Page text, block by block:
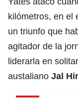
kilómetros, en el
un triunfo que
agitador de la
liderarla en
austaliano Jal